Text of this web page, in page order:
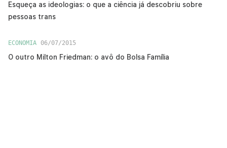
Esqueça as ideologias: o que a ciência já descobriu sobre
pessoas trans
ECONOMIA 06/07/2015
O outro Milton Friedman: o avô do Bolsa Família